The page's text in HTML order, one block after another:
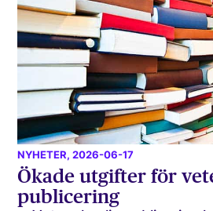
NYHETER, 2026-06-17
Ökade utgifter för
publicering